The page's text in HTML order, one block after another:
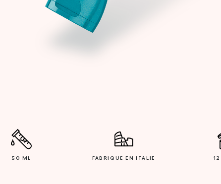
50 ML FABRIQUE EN ITALIE